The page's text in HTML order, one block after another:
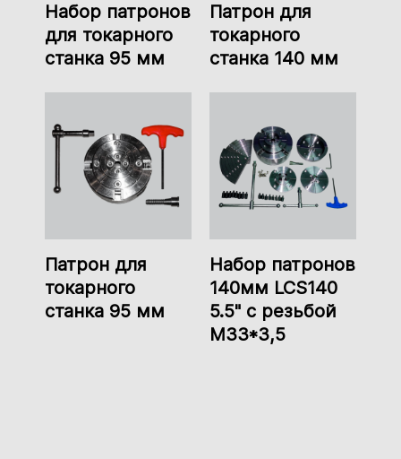
Набор патронов
для токарного
станка 95 мм
Патрон для
токарного
станка 140 мм
Патрон для
токарного
станка 95 мм
Набор патронов
140мм LCS140
5.5" с резьбой
М33*3,5